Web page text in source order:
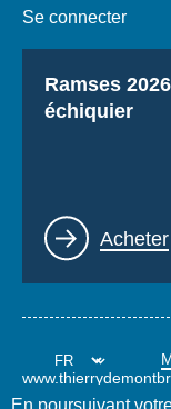
Se connecter
Titre
Ramses
échiquier
Lien
Acheter
Blog Politique
En poursuivant